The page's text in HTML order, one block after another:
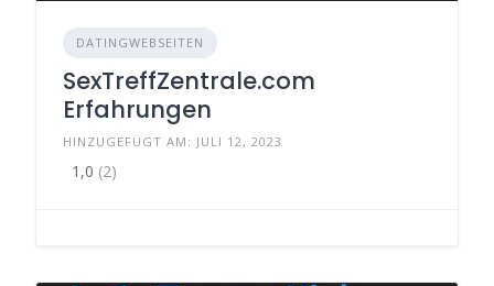
DATINGWEBSEITEN
SexTreffZentrale.com
Erfahrungen
HINZUGEFÜGT AM: JULI 12, 2023
1,0 (2)